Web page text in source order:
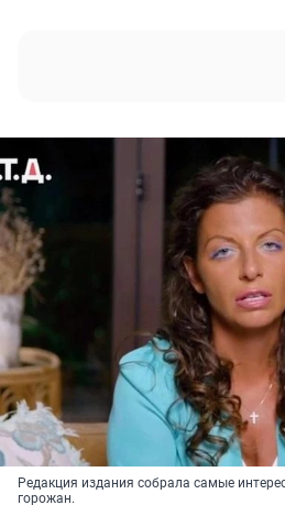
Редакция издания собрала самые
горожан.